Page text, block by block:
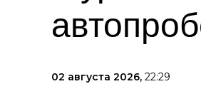
02 августа 2026, 22:29